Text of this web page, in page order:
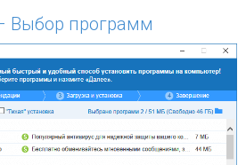
Выбор программ